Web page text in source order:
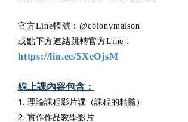
官方Line帳號：@colonymaison
或點下方連結跳轉官方Line :
https://lin.ee/5XeOjsM
線上課內容包含：
1. 理論課程影片課（課程的精髓）
2. 實作作品教學影片